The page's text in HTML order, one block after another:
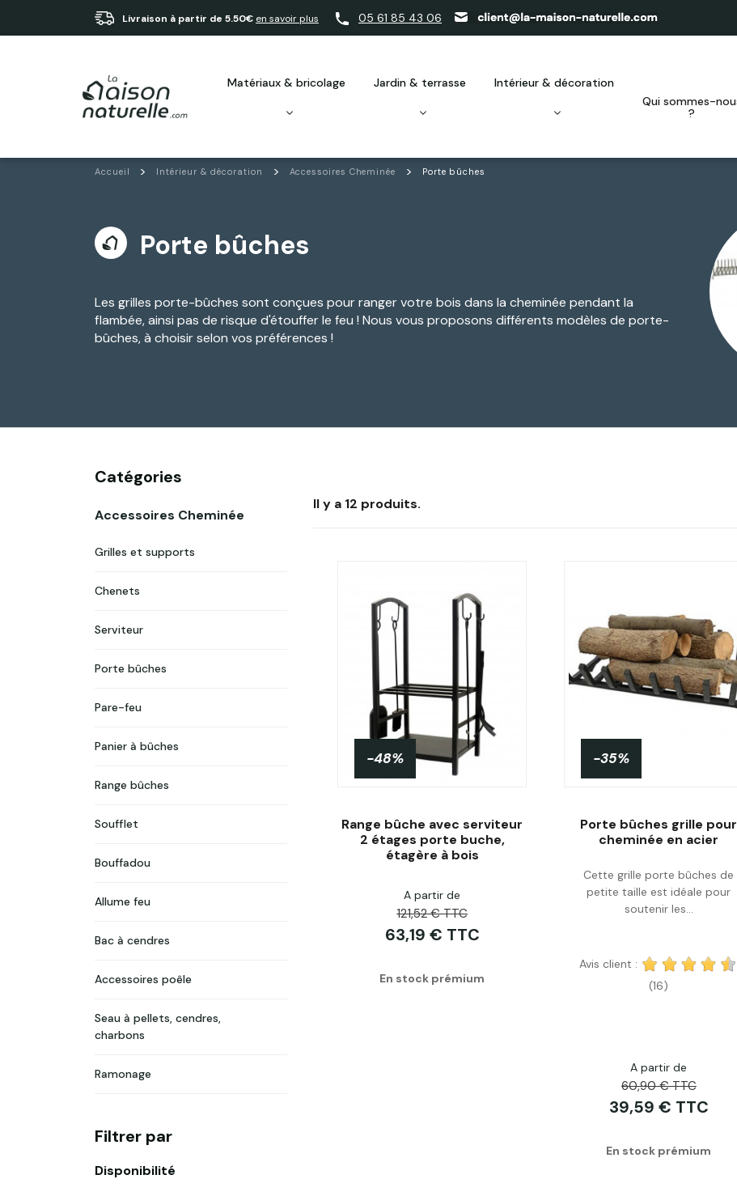
Livraison à partir de 5.50€ en savoir plus 05 61 85 43 06
matériaux & bricolage jardin & terrasse
intérieur & décoration
qui sommes-nous
?
Accueil Intérieur & décoration Accessoires Cheminée Porte bûches
Porte bûches
Les grilles porte-bûches sont conçues pour ranger votre bois dans la cheminée pendant la
flambée, ainsi pas de risque d'étouffer le feu ! Nous vous proposons différents modèles de porte-
bûches, à choisir selon vos préférences !
Catégories
Accessoires Cheminée
Grilles et supports
Chenets
Serviteur
Porte bûches
Pare-feu
Panier à bûches
Range bûches
Soufflet
Bouffadou
Allume feu
Bac à cendres
Accessoires poêle
Seau à pellets, cendres,
charbons
Ramonage
Filtrer par
Disponibilité
Il y a 12 produits.
-48%
Range bûche avec serviteur
2 étages porte buche,
étagère à bois
A partir de
121,52 € TTC
63,19 € TTC
En stock prémium
Acheter
-35%
Porte bûches grille pour
cheminée en acier
Cette grille porte bûches de
petite taille est idéale pour
soutenir les...
Avis client :
(16)
A partir de
60,90 € TTC
39,59 € TTC
En stock prémium